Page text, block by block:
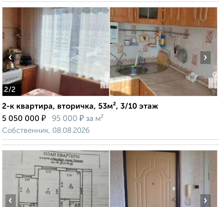
2/2
‹ ›
2-к квартира, вторичка, 53м², 3/10 этаж
5 050 000 ₽ 95 000 ₽ за м²
Собственник, 08.08.2026
‹ ›